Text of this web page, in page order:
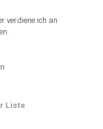
verdiene ich an
Liste